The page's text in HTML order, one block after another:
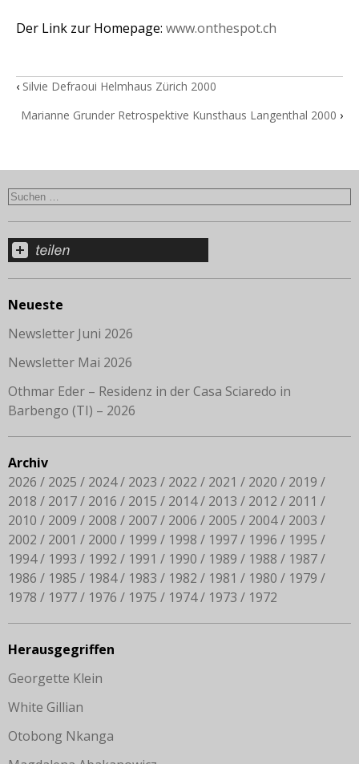
Der Link zur Homepage: www.onthespot.ch
‹ Silvie Defraoui Helmhaus Zürich 2000
Marianne Grunder Retrospektive Kunsthaus Langenthal 2000 ›
Neueste
Newsletter Juni 2026
Newsletter Mai 2026
Othmar Eder – Residenz in der Casa Sciaredo in
Barbengo (TI) – 2026
Archiv
2026
2025 2024 2023 2022 2021 2020
2019
2018
2017 2016 2015 2014 2013 2012
2011
2010
2009 2008 2007 2006 2005 2004
2003
2002
2001 2000 1999 1998 1997 1996
1995
1994
1993 1992 1991 1990 1989 1988
1987
1986
1985 1984 1983 1982 1981 1980
1979
1978
1977 1976 1975 1974 1973 1972
Herausgegriffen
Georgette Klein
White Gillian
Otobong Nkanga